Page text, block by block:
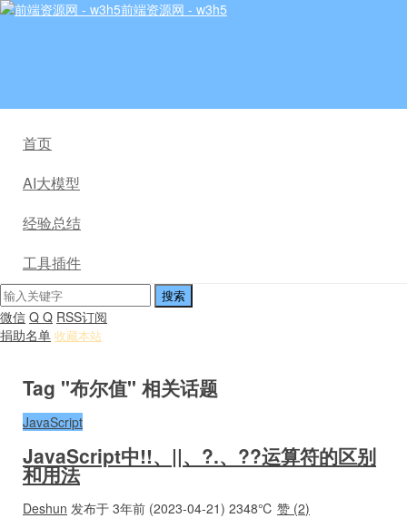
前端资源网 - w3h5
首页
AI大模型
经验总结
工具插件
微信 Q Q RSS订阅
捐助名单 收藏本站
Tag "布尔值" 相关话题
JavaScript
JavaScript中!!、||、?.、??运算符的区别
和用法
Deshun 发布于 3年前 (2023-04-21) 2348℃ 赞 (2)